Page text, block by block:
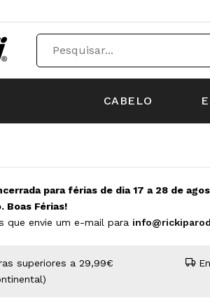
CABELO
para férias de dia 17 a 28 de
Boas Férias!
que envie um e-mail para
superiores a 29,99€